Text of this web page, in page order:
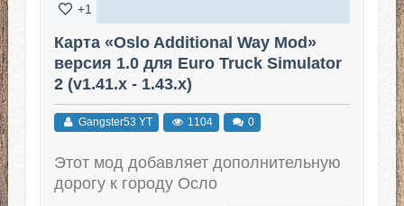
+1
Карта «Oslo Additional Way Mod»
версия 1.0 для Euro Truck Simulator
2 (v1.41.x - 1.43.x)
Gangster53 YT 1104 0
Этот мод добавляет дополнительную
дорогу к городу Осло